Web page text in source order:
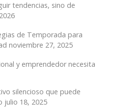
tendencias, sino de
de Temporada para
noviembre 27, 2025
y emprendedor necesita
silencioso que puede
julio 18, 2025